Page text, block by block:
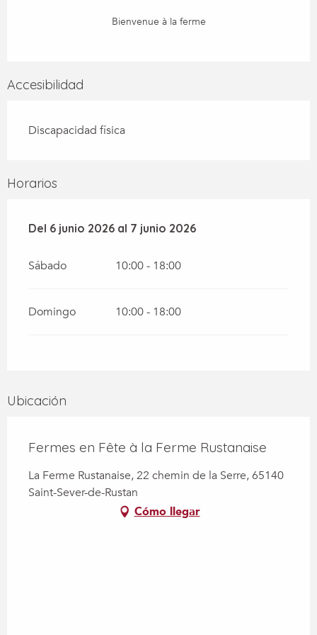
Bienvenue à la ferme
Accesibilidad
Discapacidad física
Horarios
Del 6 junio 2026 al 7 junio 2026
Del 6 junio 2026 al 7 junio 2026
Sábado 10:00 - 18:00
Domingo 10:00 - 18:00
Ubicación
Fermes en Fête à la Ferme Rustanaise
La Ferme Rustanaise, 22 chemin de la Serre, 65140
Saint-Sever-de-Rustan
Cómo llegar